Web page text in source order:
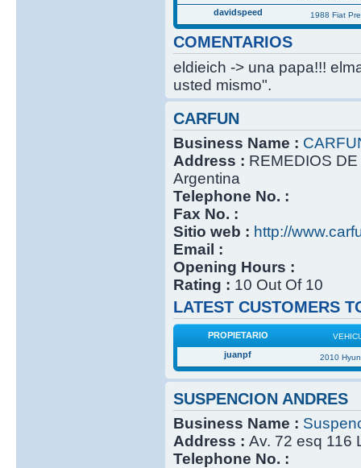
davidspeed 1988 Fiat
COMENTARIOS
eldieich -> una papa!!!
usted mismo".
CARFUN
Business Name :
Address : REMEDIOS
Argentina
Telephone No. :
Fax No. :
Sitio web : http://
Email :
Opening Hours :
Rating : 10 Out Of 10
LATEST CUSTOMERS
PROPIETARIO
juanpf 2010
SUSPENCION ANDRES
Business Name :
Address : Av. 72 esq 116
Telephone No. :